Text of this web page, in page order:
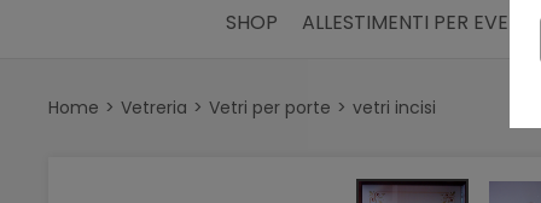
SHOP ALLESTIMENTI PER EVENTI
Home Vetreria Vetri per porte vetri incisi